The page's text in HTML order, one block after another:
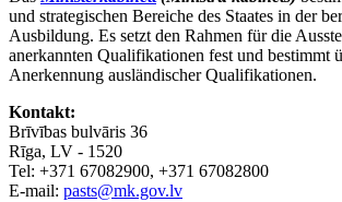
und strategischen Bereiche des Staates in der
Ausbildung. Es setzt den Rahmen für die
anerkannten Qualifikationen fest und bestimmt
Anerkennung ausländischer Qualifikationen.
Kontakt:
Brīvības bulvāris 36
Rīga, LV - 1520
Tel: +371 67082900, +371 67082800
E-mail: pasts@mk.gov.lv